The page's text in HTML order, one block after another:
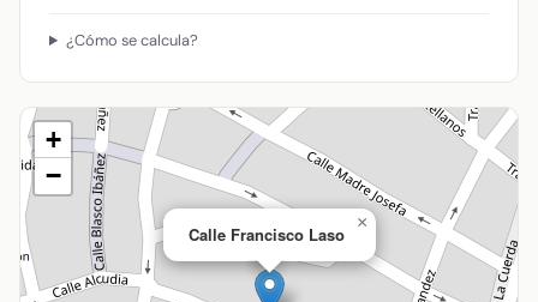
¿Cómo se calcula?
Calle Francisco Laso
×
+
−